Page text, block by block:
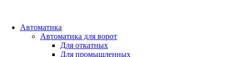
Автоматика
Автоматика для ворот
Для откатных
Для промышленных